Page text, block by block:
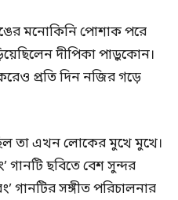
মনোকিনি পোশাক পরে
দীপিকা পাড়ুকোন।
প্রতি দিন নজির গড়ে
তা এখন লোকের মুখে মুখে।
গানটি ছবিতে বেশ সুন্দর
গানটির সঙ্গীত পরিচালনার